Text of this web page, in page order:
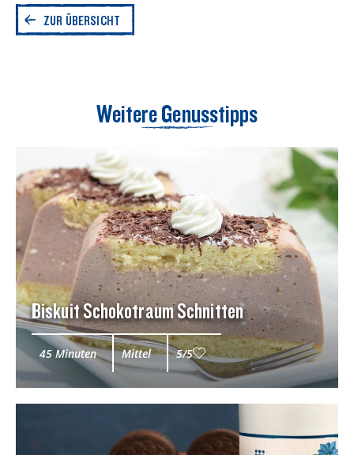
ZUR ÜBERSICHT
Weitere Genusstipps
Biskuit Schokotraum Schnitten
45 Minuten Mittel 5/5